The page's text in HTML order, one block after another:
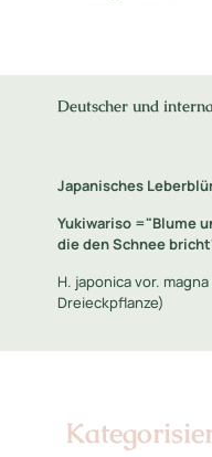
Deutscher und
Japanisches
Yukiwariso ="Blume
die den Schnee
H. japonica vor.
Dreieckpflanze)